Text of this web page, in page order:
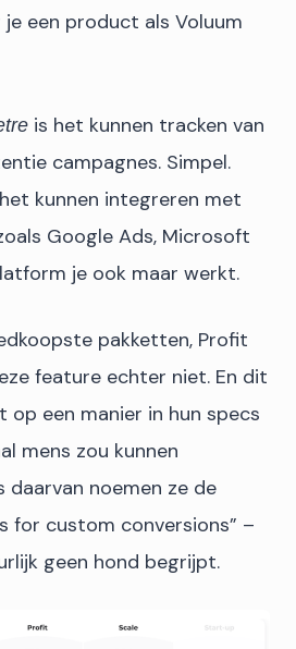
een product als Voluum
is het kunnen tracken van
campagnes. Simpel.
kunnen integreren met
Google Ads, Microsoft
je ook maar werkt.
pakketten, Profit
feature echter niet. En dit
op een manier in hun specs
mens zou kunnen
daarvan noemen ze de
for custom conversions” –
geen hond begrijpt.